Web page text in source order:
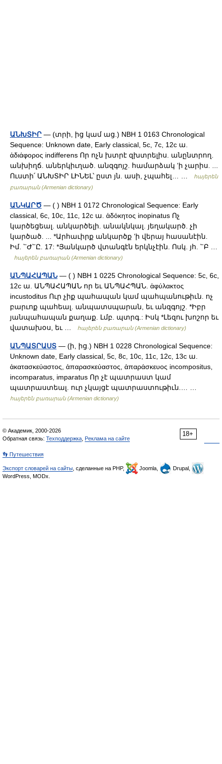
ԱՆԽՏԻՐ — (տրի, ից կամ աց.) NBH 1 0163 Chronological
Sequence: Unknown date, Early classical, 5c, 7c, 12c ա.
ἁδιάφορος indifferens Որ ոչն խտրէ զխտրելիս. անընտրող.
անխիղճ. աներկիւղած. անզգոյշ. համարձակ ʼի չարիս. ...
Ուստի՛ ԱՆԽՏԻՐ ԼԻՆԵԼ՝ ըստ յն. ասի, չպահել… …
հայերեն
բառարան (Armenian dictionary)
ԱՆԿԱՐԾ — ( ) NBH 1 0172 Chronological Sequence: Early
classical, 6c, 10c, 11c, 12c ա. ἁδόκητος inopinatus Ոչ
կարծեցեալ. անկարծելի. անակնկալ. յեղակարծ. չի
կարծած. ... *Արհաւիրք անկարծք ʼի վերայ հասանէին.
Իմ. ՟Ժ՟Ը. 17: *Յանկարծ վտանգէն երկնչէին. Ոսկ. յհ. ՟Բ …
հայերեն բառարան (Armenian dictionary)
ԱՆՊԱՀԱՊԱՆ — ( ) NBH 1 0225 Chronological Sequence: 5c, 6c,
12c ա. ԱՆՊԱՀԱՊԱՆ որ եւ ԱՆՊԱՀՊԱՆ. ἁφύλακτος
incustoditus Ուր չիք պահապան կամ պահպանութիւն. ոչ
բարւոք պահեալ. անպատսպարան, եւ անզգոյշ. *Իբր
յանպահապան քաղաք. Լմբ. պտրգ.: Իսկ *Լեզու խոշոր եւ
վատախօս, եւ …
հայերեն բառարան (Armenian dictionary)
ԱՆՊԱՏՐԱՍՏ — (ի, ից.) NBH 1 0228 Chronological Sequence:
Unknown date, Early classical, 5c, 8c, 10c, 11c, 12c, 13c ա.
ἁκατασκεύαστος, ἁπαρασκεύαστος, ἁπαράσκευος incompositus,
incomparatus, imparatus Որ չէ պատրաստ կամ
պատրաստեալ. ուր չկայցէ պատրաստութիւն.… …
հայերեն բառարան (Armenian dictionary)
18+
© Академик, 2000-2026
Обратная связь: Техподдержка Реклама на сайте
👣 Путешествия
Экспорт словарей на сайты , сделанные на PHP, Joomla,
Drupal,
WordPress, MODx.